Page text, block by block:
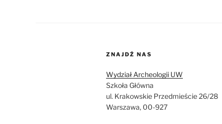
ZNAJDŹ NAS
Wydział Archeologii UW
Szkoła Główna
ul. Krakowskie Przedmieście 26/28
Warszawa, 00-927